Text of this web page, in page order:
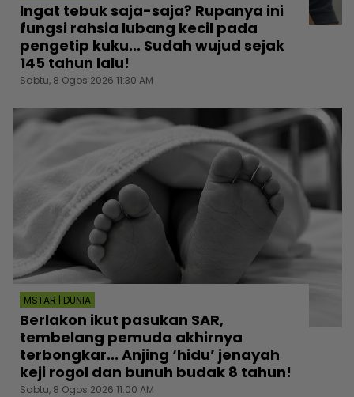
Ingat tebuk saja-saja? Rupanya ini
fungsi rahsia lubang kecil pada
pengetip kuku... Sudah wujud sejak
145 tahun lalu!
Sabtu, 8 Ogos 2026 11:30 AM
MSTAR | DUNIA
Berlakon ikut pasukan SAR,
tembelang pemuda akhirnya
terbongkar... Anjing ‘hidu’ jenayah
keji rogol dan bunuh budak 8 tahun!
Sabtu, 8 Ogos 2026 11:00 AM